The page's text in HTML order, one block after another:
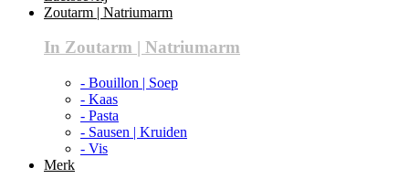
Zoutarm | Natriumarm
In Zoutarm | Natriumarm
- Bouillon | Soep
- Kaas
- Pasta
- Sausen | Kruiden
- Vis
Merk